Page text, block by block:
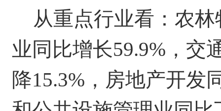
从重点行业看： 农林
业同比增长59.9%，交
降15.3%，房地产开发